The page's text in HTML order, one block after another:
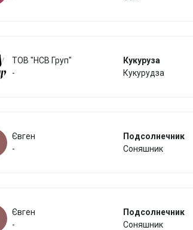
ТОВ "НСВ Груп"
-
Кукуруза
Кукурудза
Євген
-
Подсолнечник
Соняшник
Євген
-
Подсолнечник
Соняшник